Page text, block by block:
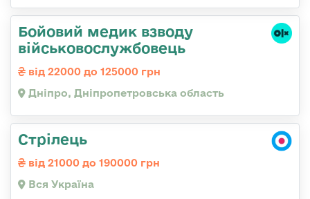
Бойовий медик взводу
військовослужбовець
від 22000 до 125000 грн
Дніпро, Дніпропетровська область
Стрілець
від 21000 до 190000 грн
Вся Україна